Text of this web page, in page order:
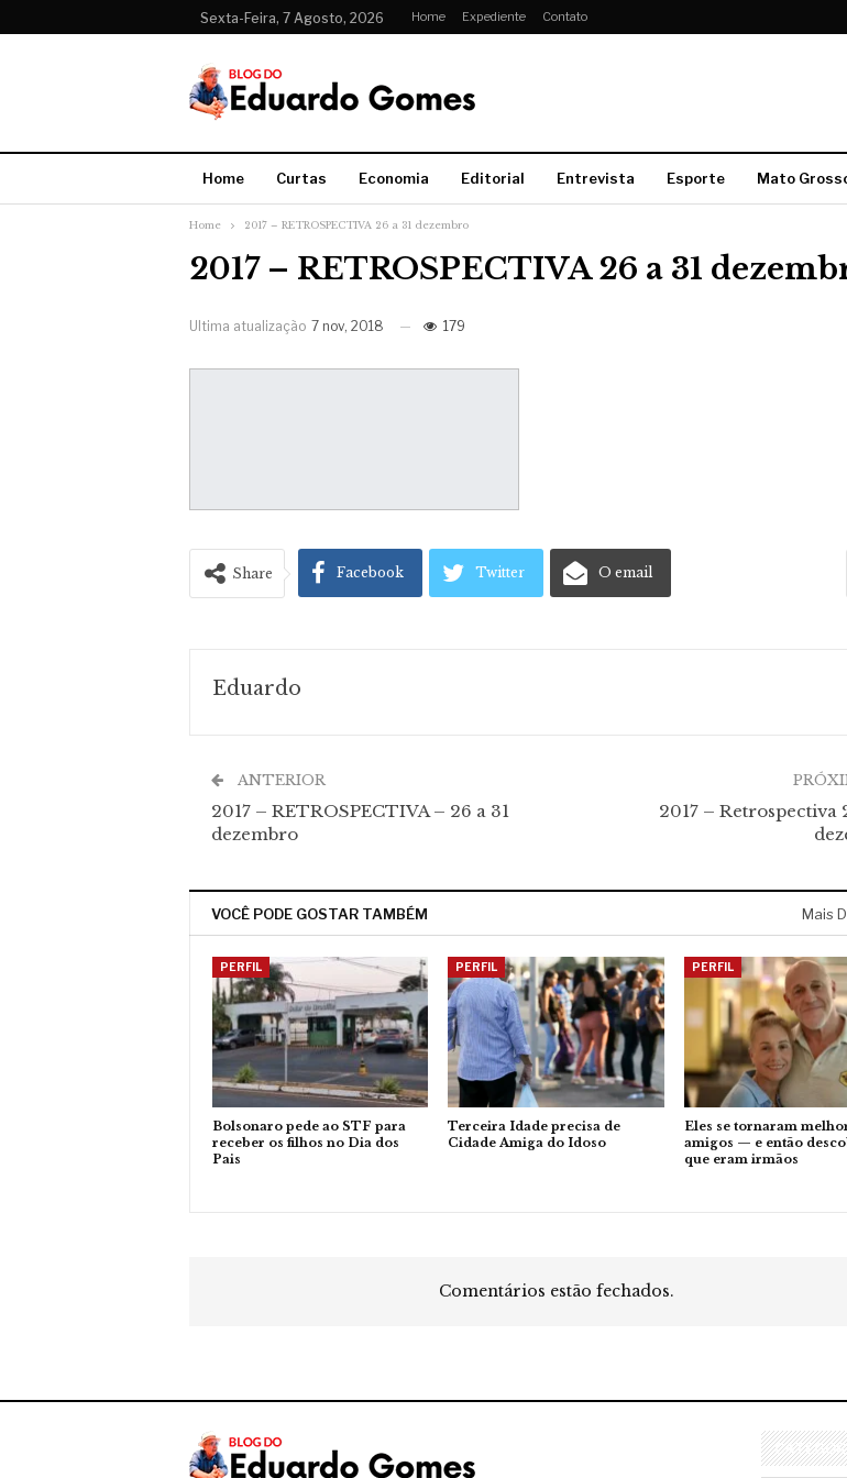
Sexta-Feira, 7 Agosto, 2026 Home Expediente Contato
Home Curtas Economia Editorial Entrevista Esporte Mato
Home 2017 – RETROSPECTIVA 26 a 31 dezembro
2017 – RETROSPECTIVA 26 a 31
Ultima atualização 7 nov, 2018 179
Share Facebook Twitter O email
Eduardo
ANTERIOR
2017 – RETROSPECTIVA – 26 a 31
dezembro
2017 – Retrospectiva
VOCÊ PODE GOSTAR TAMBÉM Mais
PERFIL
Bolsonaro pede ao STF para
receber os filhos no Dia dos
Pais
PERFIL
Terceira Idade precisa de
Cidade Amiga do Idoso
PERFIL
Eles se tornaram
amigos — e então
que eram irmãos
Comentários estão fechados.